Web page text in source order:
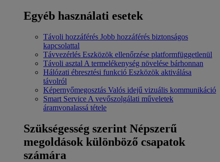
Egyéb használati esetek
Távoli hozzáférés Jobb hozzáférés biztonságos
kapcsolattal
Távvezérlés Eszközök ellenőrzése platformfüggetlenül
Távoli asztal A termelékenység növelése bárhonnan
Hálózati ébresztési funkció Eszközök aktiválása
távolról
Képernyőmegosztás Valós idejű vizuális kommunikáció
Smart Service A vevőszolgálati műveletek
áramvonalassá tétele
Szükségesség szerint Népszerű
megoldások különböző csapatok
számára